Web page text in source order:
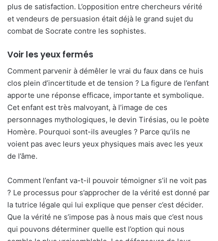
plus de satisfaction. L’opposition entre chercheurs vérité
et vendeurs de persuasion était déjà le grand sujet du
combat de Socrate contre les sophistes.
Voir les yeux fermés
Comment parvenir à démêler le vrai du faux dans ce huis
clos plein d’incertitude et de tension ? La figure de l’enfant
apporte une réponse efficace, importante et symbolique.
Cet enfant est très malvoyant, à l’image de ces
personnages mythologiques, le devin Tirésias, ou le poète
Homère. Pourquoi sont-ils aveugles ? Parce qu’ils ne
voient pas avec leurs yeux physiques mais avec les yeux
de l’âme.
Comment l’enfant va-t-il pouvoir témoigner s’il ne voit pas
? Le processus pour s’approcher de la vérité est donné par
la tutrice légale qui lui explique que penser c’est décider.
Que la vérité ne s’impose pas à nous mais que c’est nous
qui pouvons déterminer quelle est l’option qui nous